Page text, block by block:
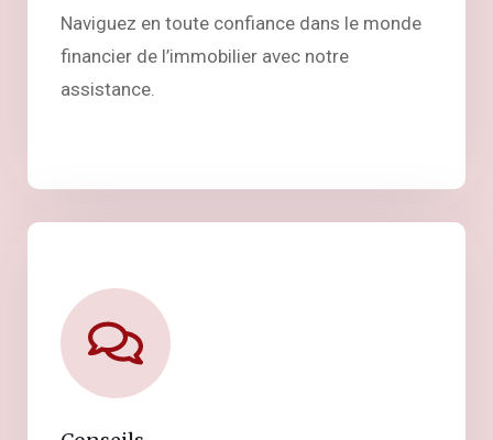
Naviguez en toute confiance dans le monde
financier de l’immobilier avec notre
assistance.